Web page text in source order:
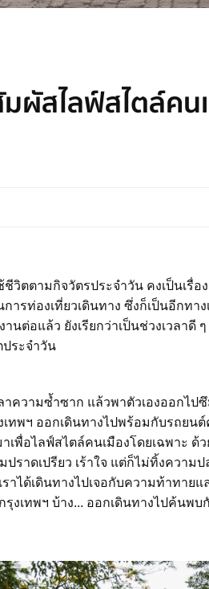
ผัสไลฟ์สไตล์ค
ชีวิตตามกิจวัตรประจำวัน คงเป็นเรื่
ารท่องเที่ยวเดินทาง ซึ่งก็เป็นอีกท
นต่อแล้ว ยังเรียกว่าเป็นช่วงเวลา
ระจำวัน
ความซ้ำซาก แล้วพาตัวเองออกไป
ทพฯ ออกเดินทางไปพร้อมกับรถยนต์
เพื่อไลฟ์สไตล์คนเมืองโดยเฉพาะ ด้
ราดเปรียว เร้าใจ แต่ก็ไม่ทิ้งควา
าได้เดินทางไปเจอกับความท้าทาย
งเทพฯ บ้าง... ออกเดินทางไปค้นพ